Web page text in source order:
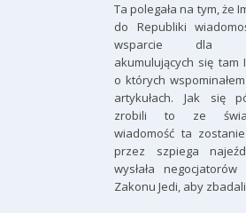
Ta polegała na tym, że
do Republiki
wsparcie dla
akumulujących się tam
o których
artykułach. Jak się
zrobili to ze
wiadomość ta
przez szpiega
wysłała
Zakonu Jedi, aby